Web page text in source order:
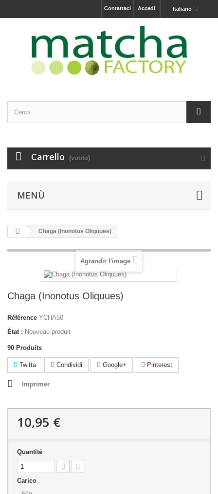
Italiano
Accedi
Contattaci
Carrello (vuoto)
MENÙ
Chaga (Inonotus Oliquues)
Agrandir l'image
Chaga (Inonotus Oliquues)
Référence YCHA50
État : Nouveau produit
90 Produits
Twitta Condividi Google+ Pinterest
Imprimer
10,95 €
Quantité
Carico